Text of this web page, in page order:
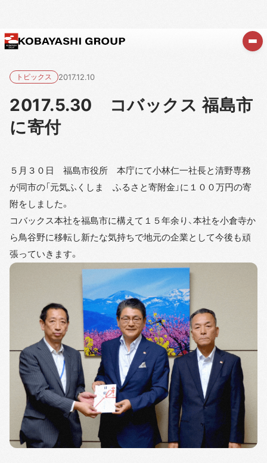
トピックス 2017.12.10
2017.5.30 コバックス 福島市
に寄付
５月３０日 福島市役所 本庁にて小林仁一社長と清野専務
が同市の「元気ふくしま ふるさと寄附金」に１００万円の寄
附をしました。
コバックス本社を福島市に構えて１５年余り、本社を小倉寺か
ら鳥谷野に移転し新たな気持ちで地元の企業として今後も頑
張っていきます。